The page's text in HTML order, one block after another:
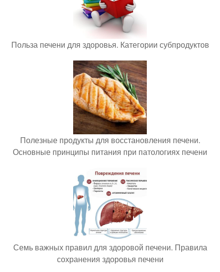
Польза печени для здоровья. Категории субпродуктов
Полезные продукты для восстановления печени.
Основные принципы питания при патологиях печени
Семь важных правил для здоровой печени. Правила
сохранения здоровья печени